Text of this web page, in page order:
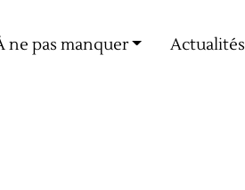
ne pas manquer Actualités